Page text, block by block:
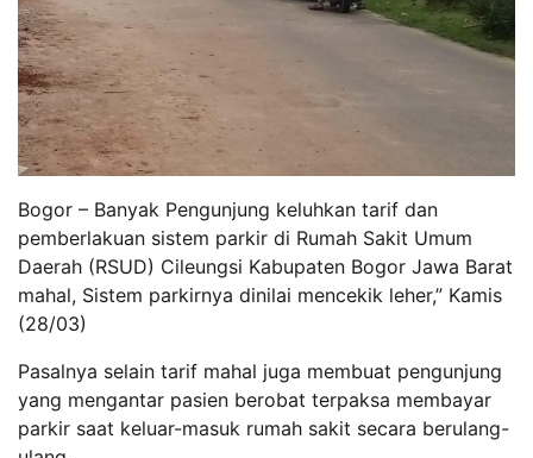
Bogor – Banyak Pengunjung keluhkan tarif dan
pemberlakuan sistem parkir di Rumah Sakit Umum
Daerah (RSUD) Cileungsi Kabupaten Bogor Jawa Barat
mahal, Sistem parkirnya dinilai mencekik leher,” Kamis
(28/03)
Pasalnya selain tarif mahal juga membuat pengunjung
yang mengantar pasien berobat terpaksa membayar
parkir saat keluar-masuk rumah sakit secara berulang-